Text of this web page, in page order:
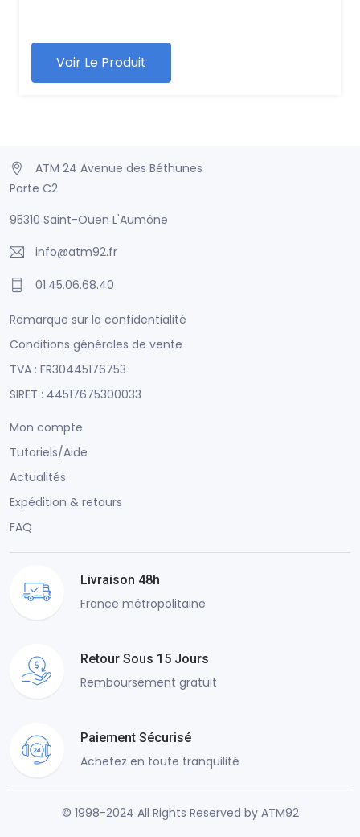
Voir Le Produit
ATM 24 Avenue des Béthunes
Porte C2
95310 Saint-Ouen L'Aumône
info@atm92.fr
01.45.06.68.40
Remarque sur la confidentialité
Conditions générales de vente
TVA : FR30445176753
SIRET : 44517675300033
Mon compte
Tutoriels/Aide
Actualités
Expédition & retours
FAQ
Livraison 48h
France métropolitaine
Retour Sous 15 Jours
Remboursement gratuit
Paiement Sécurisé
Achetez en toute tranquilité
© 1998-2024 All Rights Reserved by ATM92